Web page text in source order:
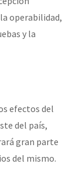
operabilidad,
y la
efectos del
del país,
gran parte
del mismo.